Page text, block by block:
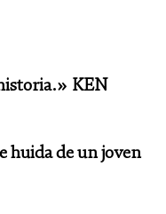
KEN
huida de un joven